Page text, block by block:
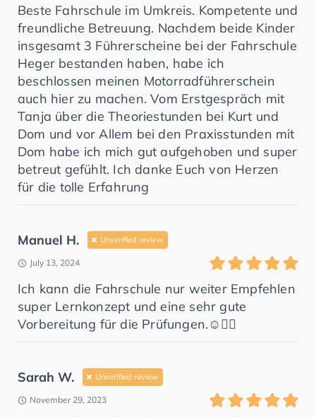
Beste Fahrschule im Umkreis. Kompetente und
freundliche Betreuung. Nachdem beide Kinder
insgesamt 3 Führerscheine bei der Fahrschule
Heger bestanden haben, habe ich
beschlossen meinen Motorradführerschein
auch hier zu machen. Vom Erstgespräch mit
Tanja über die Theoriestunden bei Kurt und
Dom und vor Allem bei den Praxisstunden mit
Dom habe ich mich gut aufgehoben und super
betreut gefühlt. Ich danke Euch von Herzen
für die tolle Erfahrung
Manuel H. Unverified review
July 13, 2024
Ich kann die Fahrschule nur weiter Empfehlen
super Lernkonzept und eine sehr gute
Vorbereitung für die Prüfungen.☺️👍🏻
Sarah W. Unverified review
November 29, 2023